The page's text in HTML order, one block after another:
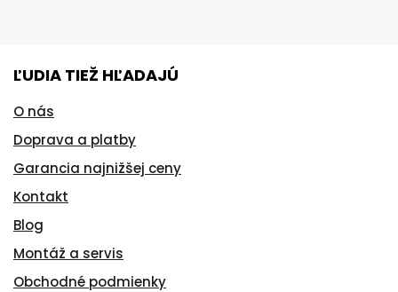
ĽUDIA TIEŽ HĽADAJÚ
O nás
Doprava a platby
Garancia najnižšej ceny
Kontakt
Blog
Montáž a servis
Obchodné podmienky